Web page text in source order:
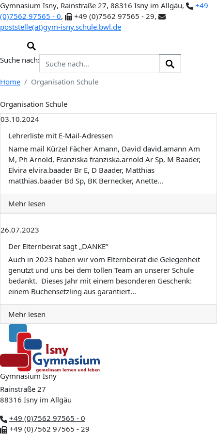
Gymnasium Isny, Rainstraße 27, 88316 Isny im Allgäu,
+49
(0)7562 97565 - 0,
+49 (0)7562 97565 - 29,
poststelle(at)gym-isny.schule.bwl.de
Suche nach:
Home Organisation Schule
Organisation Schule
03.10.2024
Lehrerliste mit E-Mail-Adressen
Name mail Kürzel Fächer Amann, David david.amann Am
M, Ph Arnold, Franziska franziska.arnold Ar Sp, M Baader,
Elvira elvira.baader Br E, D Baader, Matthias
matthias.baader Bd Sp, BK Bernecker, Anette...
Mehr lesen
26.07.2023
Der Elternbeirat sagt „DANKE“
Auch in 2023 haben wir vom Elternbeirat die Gelegenheit
genutzt und uns bei dem tollen Team an unserer Schule
bedankt. Dieses Jahr mit einem besonderen Geschenk:
einem Buchensetzling aus garantiert...
Mehr lesen
Gymnasium Isny
Rainstraße 27
88316 Isny im Allgäu
+49 (0)7562 97565 - 0
+49 (0)7562 97565 - 29